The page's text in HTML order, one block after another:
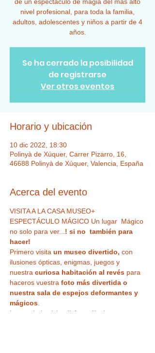
nivel profesional, para toda la familia,
adultos, adolescentes y niños a partir de 4
años.
Se ha cerrado la posibilidad
de registrarse
Ver otros eventos
Horario y ubicación
10 dic 2022, 18:30
Polinyà de Xúquer, Carrer Pizarro, 16,
46688 Polinyà de Xúquer, Valencia, España
Acerca del evento
VISITA A LA CASA MUSEO+
ESPECTÁCULO MÁGICO Un lugar  Mágico
no solo para ver... ! si no  también para
hacer!
Primero visita un museo divertido, con
ilusiones ópticas, enigmas, juegos y
nuestra curiosa habitación al revés para
haceros vuestra foto más divertida o
nuestra sala de espejos deformantes y
mágicos
Luego de la visita disfrutaréis de un